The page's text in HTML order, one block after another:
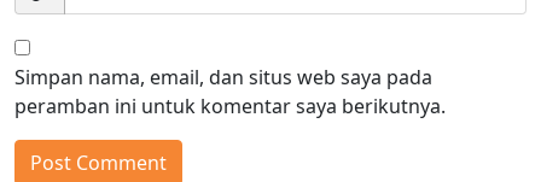
Simpan nama, email, dan situs web saya pada
peramban ini untuk komentar saya berikutnya.